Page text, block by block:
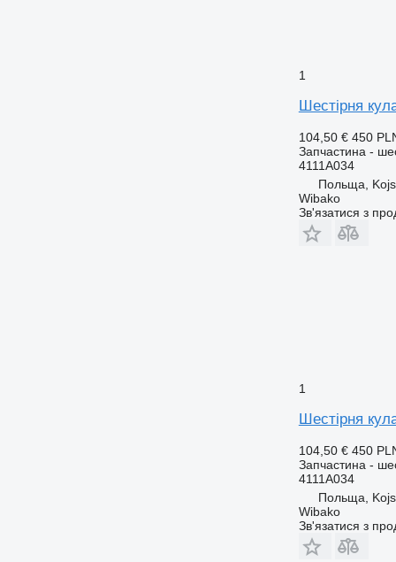
1
Шестірня
104,50 € 450
Запчастина -
4111A034
Польща,
Wibako
Зв'язатися з
1
Шестірня
104,50 € 450
Запчастина -
4111A034
Польща,
Wibako
Зв'язатися з